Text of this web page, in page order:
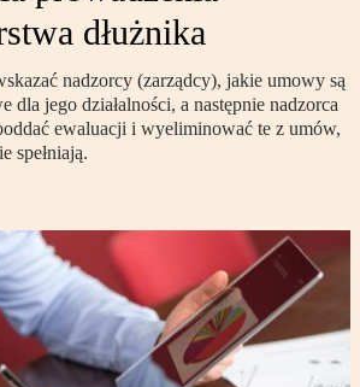
dłużnika
nadzorcy (zarządcy), jakie umowy są
dla jego działalności, a następnie nadzorca
ewaluacji i wyeliminować te z umów,
spełniają.